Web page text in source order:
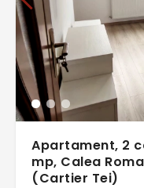
Apartament, 2
mp, Calea
(Cartier Tei)